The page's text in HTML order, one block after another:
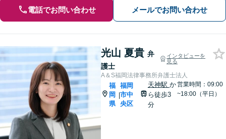
電話でお問い合わせ メールでお問い合わせ
光山 夏貴 弁
護士
インタビューを
見る
A＆S福岡法律事務所弁護士法人
福
岡
県
|
福岡
市中
央区
天神駅 か
ら徒歩3
分
営業時間：09:00
~18:00（平日）